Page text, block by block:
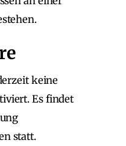
keine
Es findet
statt.